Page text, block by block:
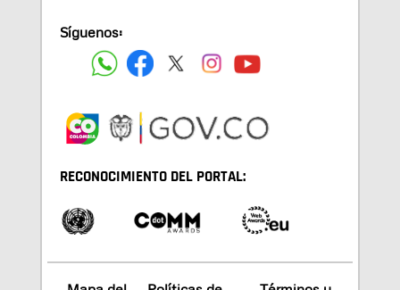
Síguenos:
RECONOCIMIENTO DEL PORTAL: